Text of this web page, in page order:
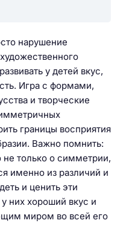
нарушение
у детей вкус,
Игра с формами,
и творческие
границы восприятия
Важно помнить:
только о симметрии,
именно из различий и
и ценить эти
них хороший вкус и
миром во всей его